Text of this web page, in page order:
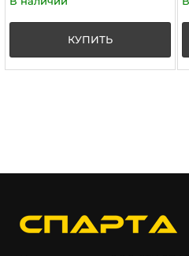
КУПИТЬ